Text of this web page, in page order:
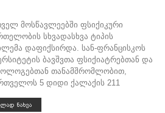
მოსწავლეებში ფსიქიკური
სხვადასხვა ტიპის
დაფიქსირდა. სან-ფრანცისკოს
ბავშვთა ფსიქიატრებთან და
თანამშრომლობით,
5 დიდი ქალაქის 211
ᲜᲐᲮᲕᲐ